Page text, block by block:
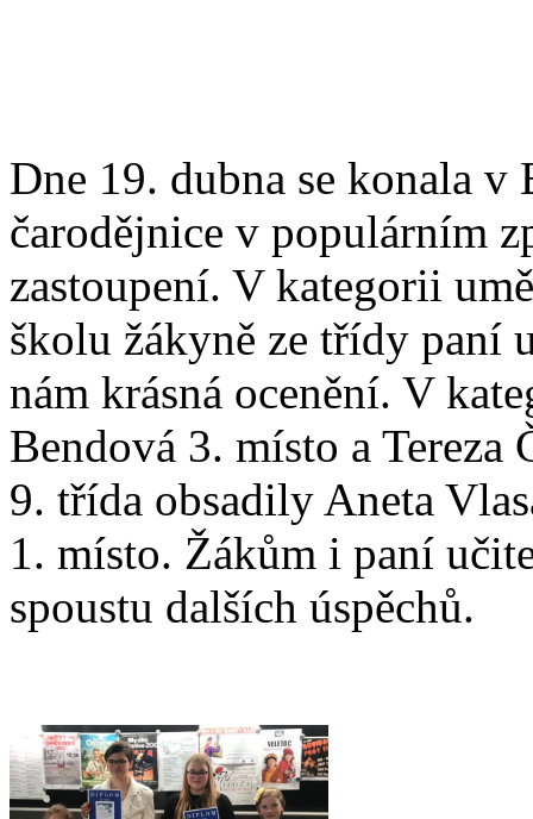
Dne 19. dubna se konala v
čarodějnice v populárním
zastoupení. V kategorii
školu žákyně ze třídy paní
nám krásná ocenění. V
Bendová 3. místo a
9. třída obsadily Aneta
1. místo. Žákům i paní
spoustu dalších úspěchů.